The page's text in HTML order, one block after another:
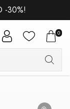
-30%!
0